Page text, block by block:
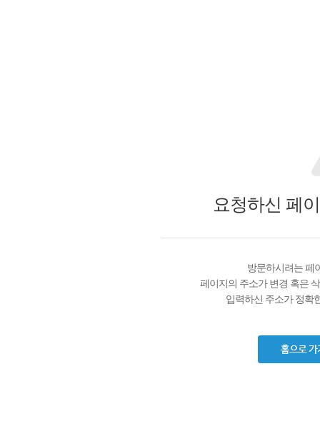
요청하신 페
방문하시려는 페
페이지의 주소가 변경 혹은
입력하신 주소가 정확